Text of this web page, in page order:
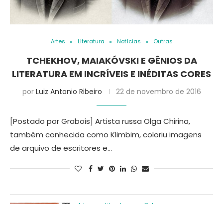
Artes Literatura Notícias Outras
TCHEKHOV, MAIAKÓVSKI E GÊNIOS DA
LITERATURA EM INCRÍVEIS E INÉDITAS CORES
por Luiz Antonio Ribeiro 22 de novembro de 2016
[Postado por Grabois] Artista russa Olga Chirina,
também conhecida como Klimbim, coloriu imagens
de arquivo de escritores e…